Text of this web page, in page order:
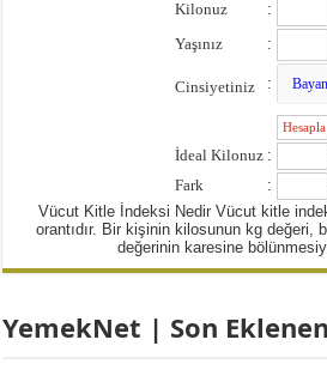
Kilonuz :
Yaşınız :
Cinsiyetiniz :
İdeal Kilonuz :
Fark :
Vücut Kitle İndeksi Nedir Vücut kitle
orantıdır. Bir kişinin kilosunun kg değeri,
değerinin karesine
YemekNet | Son